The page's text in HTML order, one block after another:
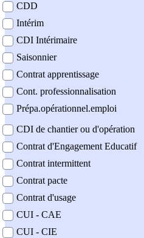
CDD
Intérim
CDI Intérimaire
Saisonnier
Contrat apprentissage
Cont. professionnalisation
Prépa.opérationnel.emploi
CDI de chantier ou d'opération
Contrat d'Engagement Educatif
Contrat intermittent
Contrat pacte
Contrat d'usage
CUI - CAE
CUI - CIE